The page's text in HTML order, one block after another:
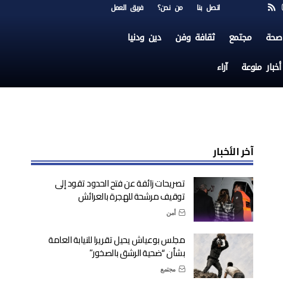
اتصل بنا من نحن؟ فريق العمل
صحة مجتمع ثقافة وفن دين ودنيا
أخبار منوعة آراء
آخر الأخبار
تصريحات زائفة عن فتح الحدود تقود إلى
توقيف مرشحة للهجرة بالعرائش
أمن
مجلس بوعياش يحيل تقريرا للنيابة العامة
بشأن “ضحية الرشق بالصخور”
مجتمع